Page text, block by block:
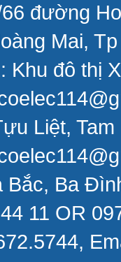
đường
Mai,
Khu đô thị
Liệt,
Ba
11 OR